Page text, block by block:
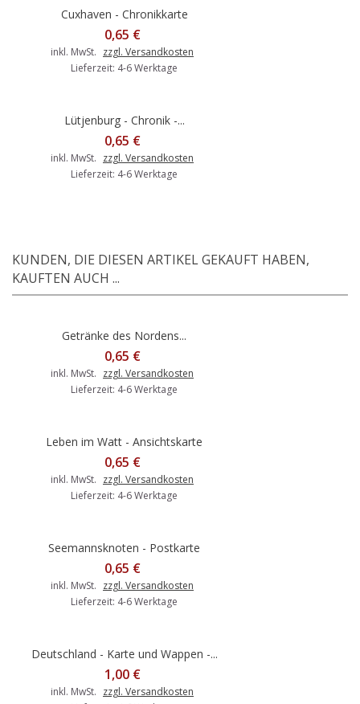
Cuxhaven - Chronikkarte
0,65 €
inkl. MwSt. zzgl. Versandkosten
Lieferzeit: 4-6 Werktage
Lütjenburg - Chronik -...
0,65 €
inkl. MwSt. zzgl. Versandkosten
Lieferzeit: 4-6 Werktage
KUNDEN, DIE DIESEN ARTIKEL GEKAUFT HABEN,
KAUFTEN AUCH ...
Getränke des Nordens...
0,65 €
inkl. MwSt. zzgl. Versandkosten
Lieferzeit: 4-6 Werktage
Leben im Watt - Ansichtskarte
0,65 €
inkl. MwSt. zzgl. Versandkosten
Lieferzeit: 4-6 Werktage
Seemannsknoten - Postkarte
0,65 €
inkl. MwSt. zzgl. Versandkosten
Lieferzeit: 4-6 Werktage
Deutschland - Karte und Wappen -...
1,00 €
inkl. MwSt. zzgl. Versandkosten